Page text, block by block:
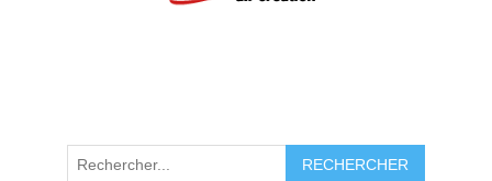
RECHERCHER